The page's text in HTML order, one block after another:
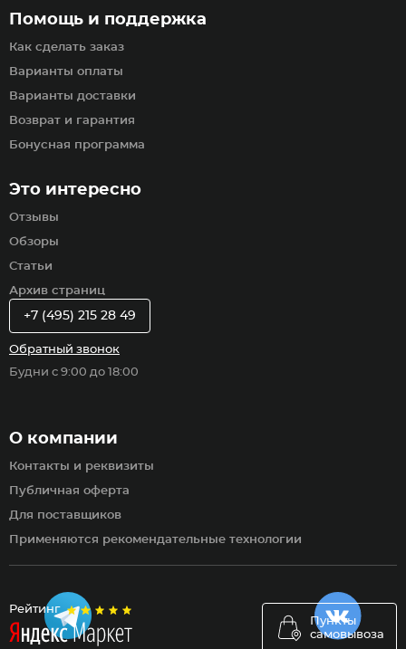
Рейтинг
Пункты
самовывоза
Помощь и поддержка
Как сделать заказ
Варианты оплаты
Варианты доставки
Возврат и гарантия
Бонусная программа
Это интересно
Отзывы
Обзоры
Статьи
Архив страниц
О компании
Контакты и реквизиты
Публичная оферта
Для поставщиков
Применяются рекомендательные технологии
+7 (495) 215 28 49
Обратный звонок
Будни с 9:00 до 18:00